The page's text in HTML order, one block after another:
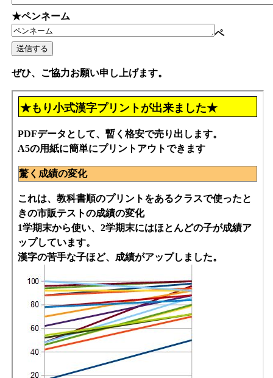
★ペンネーム
ペ
ぜひ、ご協力お願い申し上げます。